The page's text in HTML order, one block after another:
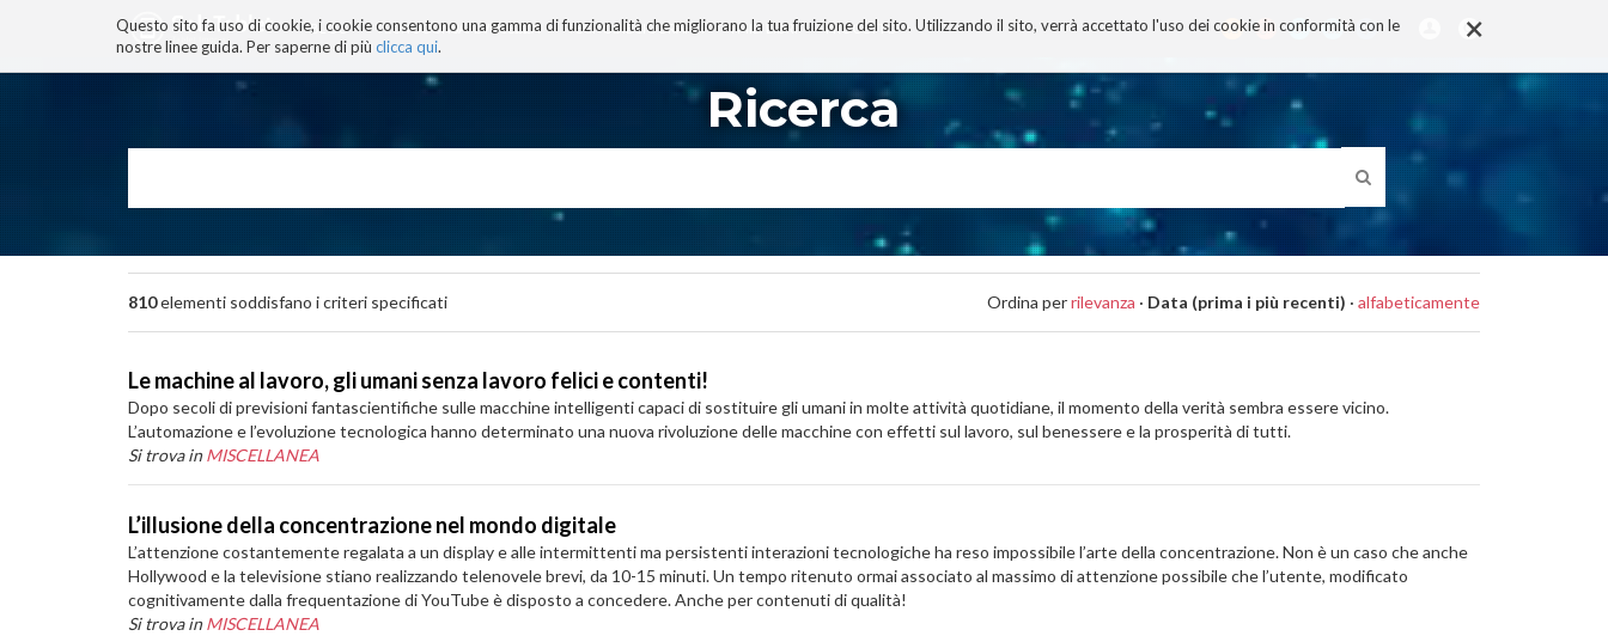
×
Questo sito fa uso di cookie, i cookie consentono una gamma di funzionalità che migliorano la tua fruizione del sito. Utilizzando il sito, verrà accettato l'uso dei cookie in conformità con le
nostre linee guida. Per saperne di più clicca qui.
BLOG TECNOCONSAPEVOLEZZA TECNOBIBLIOGRAFIA I MIEI LIBRI PROGETTO
navigazione
Ricerca
810elementi soddisfano i criteri specificati Ordina perrilevanza · Data (prima i più recenti) · alfabeticamente
Le machine al lavoro, gli umani senza lavoro felici e contenti!
Dopo secoli di previsioni fantascientifiche sulle macchine intelligenti capaci di sostituire gli umani in molte attività quotidiane, il momento della verità sembra essere vicino.
L’automazione e l’evoluzione tecnologica hanno determinato una nuova rivoluzione delle macchine con effetti sul lavoro, sul benessere e la prosperità di tutti.
Si trova in MISCELLANEA
L’illusione della concentrazione nel mondo digitale
L’attenzione costantemente regalata a un display e alle intermittenti ma persistenti interazioni tecnologiche ha reso impossibile l’arte della concentrazione. Non è un caso che anche
Hollywood e la televisione stiano realizzando telenovele brevi, da 10-15 minuti. Un tempo ritenuto ormai associato al massimo di attenzione possibile che l’utente, modificato
cognitivamente dalla frequentazione di YouTube è disposto a concedere. Anche per contenuti di qualità!
Si trova in MISCELLANEA